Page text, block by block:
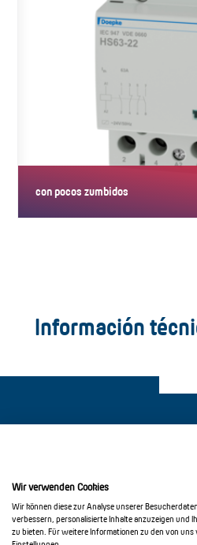
con pocos zumbidos
Información
Política de
Wir verwenden Cookies
Wir können diese zur Analyse unserer
verbessern, personalisierte Inhalte anzuzeigen und
zu bieten. Für weitere Informationen zu den von